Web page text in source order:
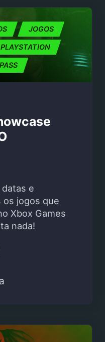
JOGOS
PLAYSTATION
e
jogos que
Xbox Games
nada!